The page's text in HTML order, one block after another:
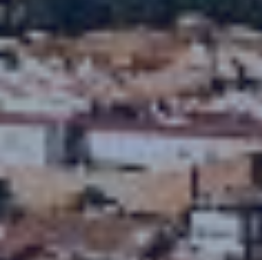
comportamiento de los usuarios de este sitio web. La
información recogida mediante este tipo de cookies se
utiliza en la medición de la actividad de la web para la
elaboración de perfiles de navegación de los usuarios con
el fin de introducir mejoras en función del análisis de los
datos de uso que hacen los usuarios del servicio. Permiten
guardar la información de preferencia del usuario para
mejorar la calidad de nuestros servicios y para ofrecer una
mejor experiencia a través de productos recomendados.
Marketing y publicidad
Estas cookies son utilizadas para almacenar información
sobre las preferencias y elecciones personales del usuario
a través de la observación continuada de sus hábitos de
navegación. Gracias a ellas, podemos conocer los hábitos
de navegación en el sitio web y mostrar publicidad
relacionada con el perfil de navegación del usuario.